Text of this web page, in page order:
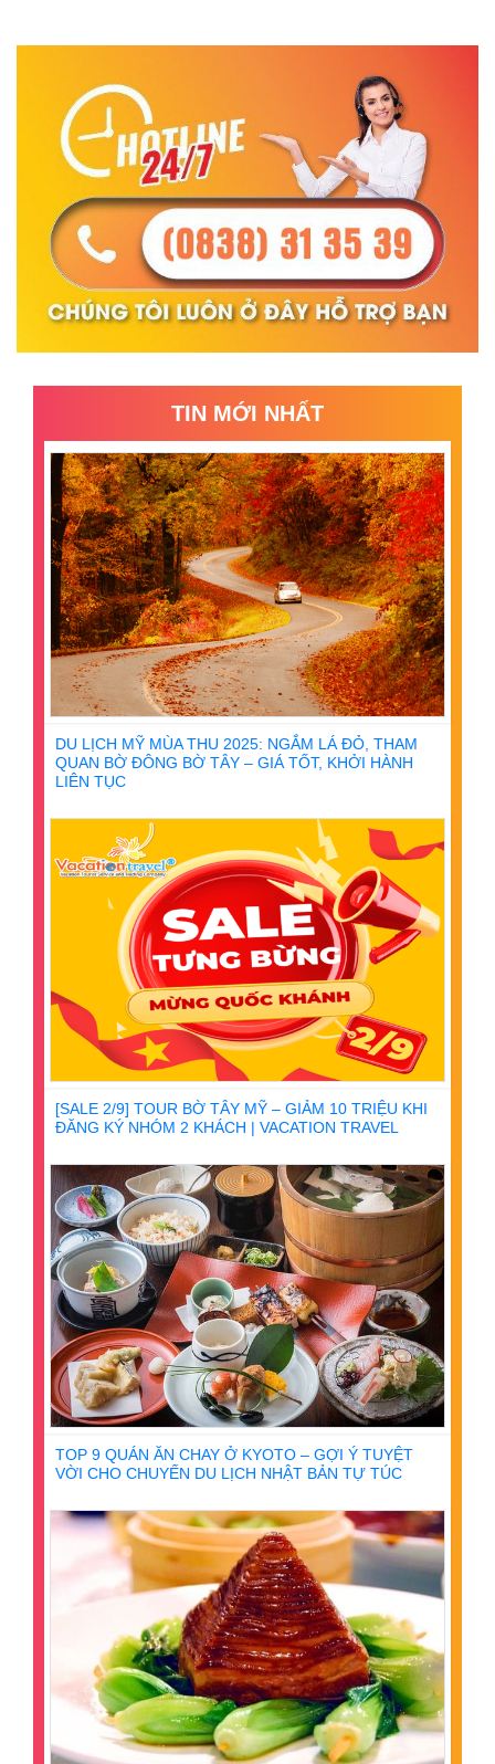
TIN MỚI NHẤT
DU LỊCH MỸ MÙA THU 2025: NGẮM LÁ ĐỎ, THAM
QUAN BỜ ĐÔNG BỜ TÂY – GIÁ TỐT, KHỞI HÀNH
LIÊN TỤC
[SALE 2/9] TOUR BỜ TÂY MỸ – GIẢM 10 TRIỆU KHI
ĐĂNG KÝ NHÓM 2 KHÁCH | VACATION TRAVEL
TOP 9 QUÁN ĂN CHAY Ở KYOTO – GỢI Ý TUYỆT
VỜI CHO CHUYẾN DU LỊCH NHẬT BẢN TỰ TÚC